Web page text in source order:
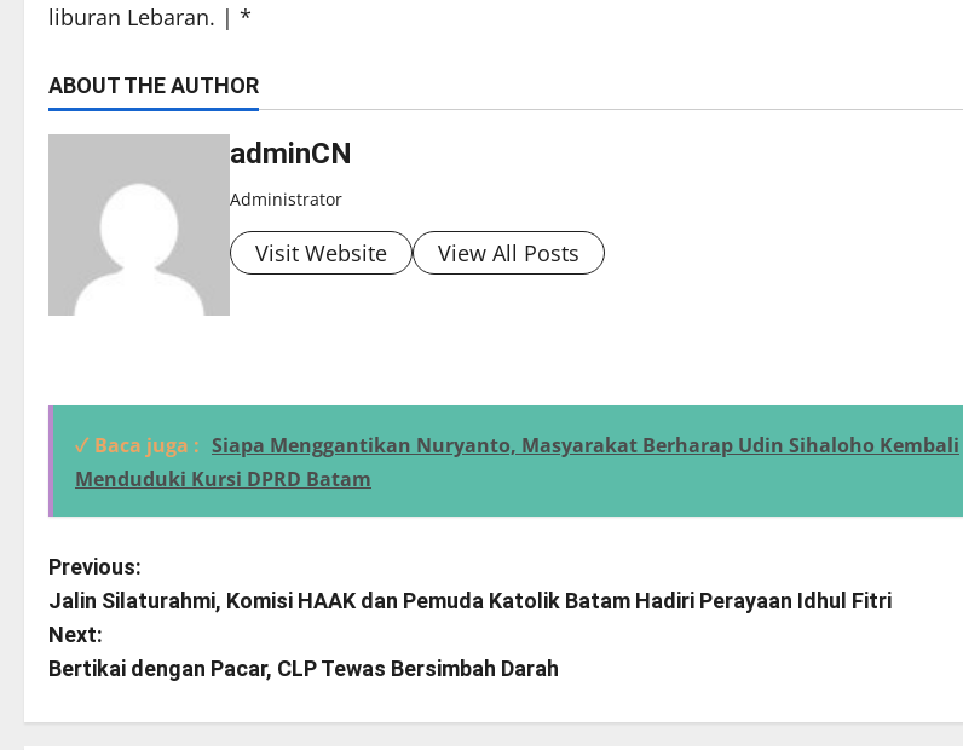
liburan Lebaran. | *
ABOUT THE AUTHOR
adminCN
Administrator
Visit Website View All Posts
✓ Baca juga : Siapa Menggantikan Nuryanto, Masyarakat Berharap Udin Sihaloho Kembali
Menduduki Kursi DPRD Batam
P
o
s
t
Previous:
Jalin Silaturahmi, Komisi HAAK dan Pemuda Katolik Batam Hadiri Perayaan Idhul Fitri
Next:
Bertikai dengan Pacar, CLP Tewas Bersimbah Darah